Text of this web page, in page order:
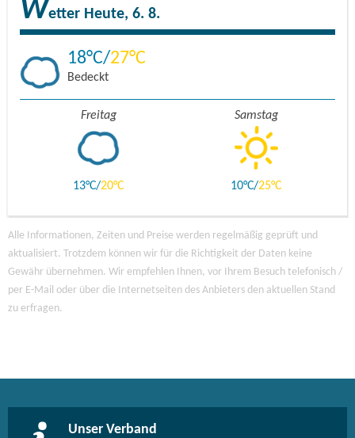
Wetter Heute, 6. 8.
18 27
Bedeckt
Freitag
13 20
Samstag
10 25
Alle Informationen, Zeiten und Preise werden regelmäßig geprüft und
aktualisiert. Trotzdem können wir für die Richtigkeit der Daten keine
Gewähr übernehmen. Wir empfehlen Ihnen, vor Ihrem Besuch telefonisch /
per E-Mail oder über die Internetseiten des Anbieters den aktuellen Stand
zu erfragen.
Unser Verband